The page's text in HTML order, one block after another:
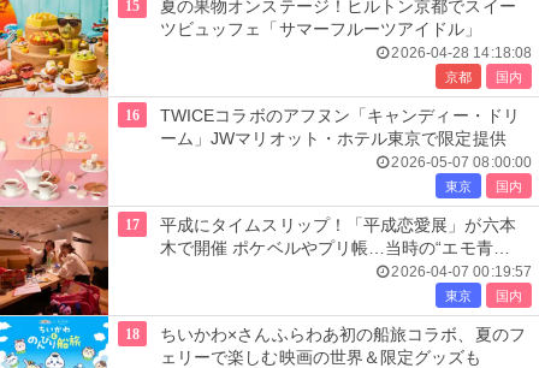
15
夏の果物オンステージ！ヒルトン京都でスイー
ツビュッフェ「サマーフルーツアイドル」
2026-04-28 14:18:08
京都 国内
16
TWICEコラボのアフヌン「キャンディー・ドリ
ーム」JWマリオット・ホテル東京で限定提供
2026-05-07 08:00:00
東京 国内
17
平成にタイムスリップ！「平成恋愛展」が六本
木で開催 ポケベルやプリ帳…当時の“エモ青
2026-04-07 00:19:57
東京 国内
18
ちいかわ×さんふらわあ初の船旅コラボ、夏のフ
ェリーで楽しむ映画の世界＆限定グッズも